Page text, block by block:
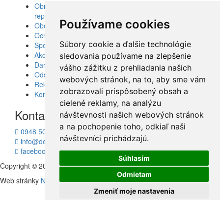
Používame cookies
Súbory cookie a ďalšie technológie
sledovania používame na zlepšenie
vášho zážitku z prehliadania našich
webových stránok, na to, aby sme vám
zobrazovali prispôsobený obsah a
cielené reklamy, na analýzu
návštevnosti našich webových stránok
a na pochopenie toho, odkiaľ naši
návštevníci prichádzajú.
Súhlasím
Odmietam
Zmeniť moje nastavenia
Obrazy, nálepky, fototapety, šablóny, dekorácie,
reprodukcie
Obchodné podmienky
Ochrana osobných údajov
Spolupráca
Akcie a Doručenie
Darčekové poukážky
Odstúpenie od zmluvy - vrátenie tovaru
Reklamácia tovaru
Kontakt
Kontakt
0948 504 403
info@decotrend.sk
facebook
Copyright © 2010 - 2026Decotrend
Web stránky Neonus s.r.o.HostingFirmhosting.eu